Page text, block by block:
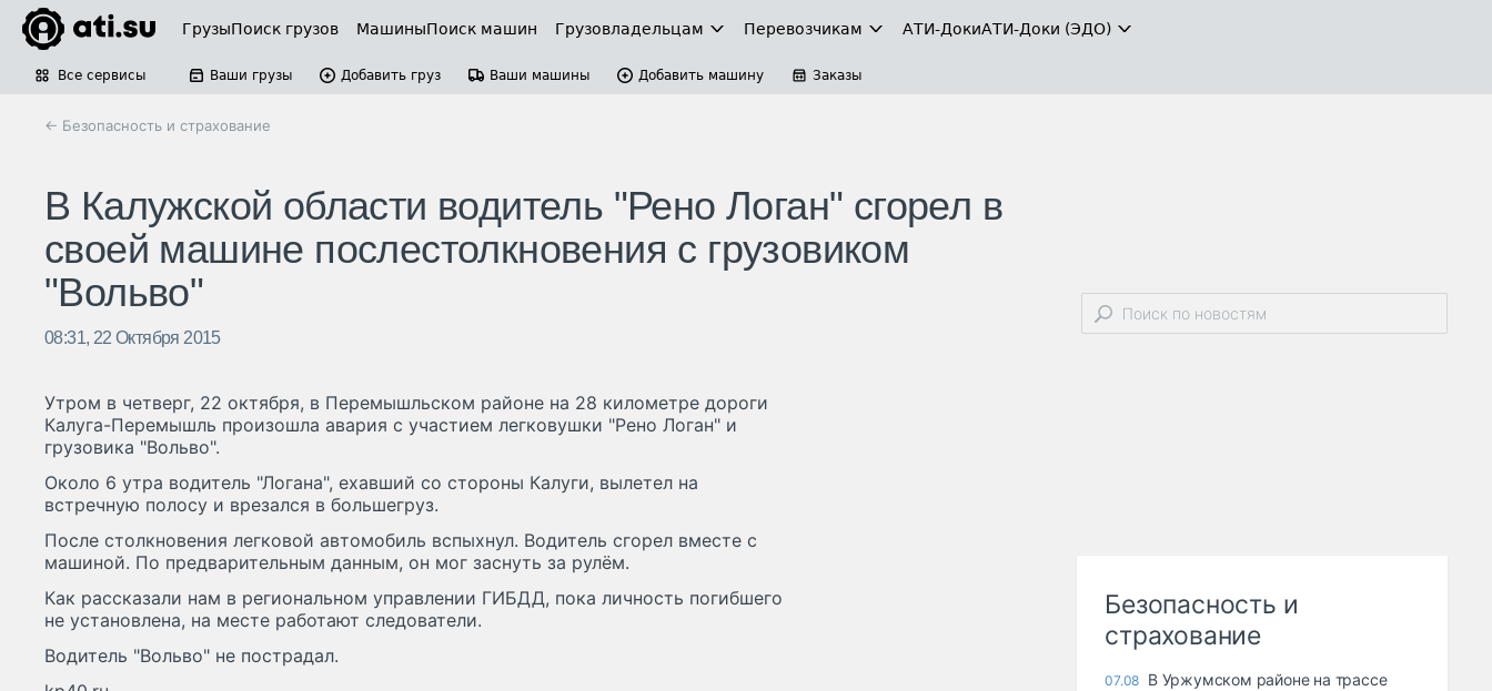
ГрузыПоиск грузов МашиныПоиск машин Грузовладельцам Перевозчикам АТИ-ДокиАТИ-Доки (ЭДО)
Все сервисы Ваши грузы Добавить груз Ваши машины Добавить машину Заказы
← Безопасность и страхование
В Калужской области водитель "Рено Логан" сгорел в
своей машине послестолкновения с грузовиком
"Вольво"
08:31, 22 Октября 2015
Утром в четверг, 22 октября, в Перемышльском районе на 28 километре дороги
Калуга-Перемышль произошла авария с участием легковушки "Рено Логан" и
грузовика "Вольво".
Около 6 утра водитель "Логана", ехавший со стороны Калуги, вылетел на
встречную полосу и врезался в большегруз.
После столкновения легковой автомобиль вспыхнул. Водитель сгорел вместе с
машиной. По предварительным данным, он мог заснуть за рулём.
Как рассказали нам в региональном управлении ГИБДД, пока личность погибшего
не установлена, на месте работают следователи.
Водитель "Вольво" не пострадал.
Безопасность и
страхование
07.08 В Уржумском районе на трассе